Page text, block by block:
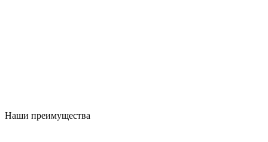
Наши преимущества